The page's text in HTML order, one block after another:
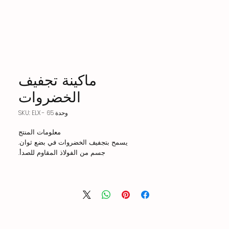
ماكينة تجفيف
الخضروات
وحدة SKU: ELX - 65
معلومات المنتج
يسمح بتجفيف الخضروات في بضع ثوان.
جسم من الفولاذ المقاوم للصدأ.